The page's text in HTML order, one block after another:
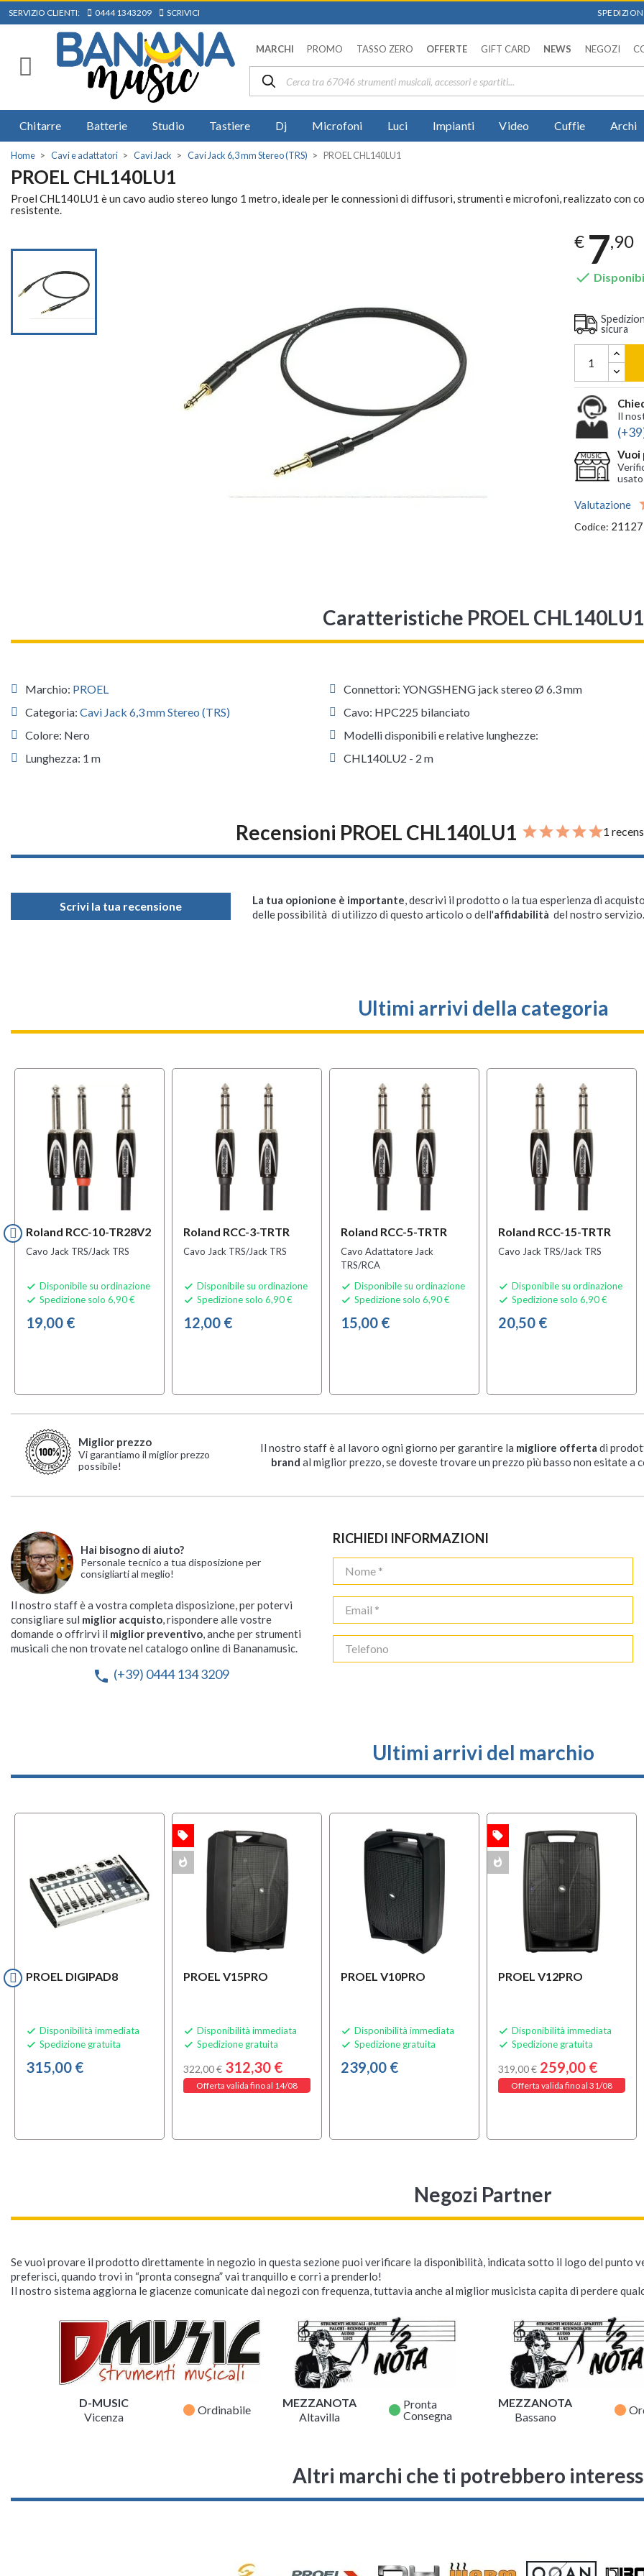
SERVIZIO CLIENTI: 0444 1343209 SCRIVICI
MARCHI PROMO TASSO ZERO OFFERTE GIFT CARD NEWS NEGOZI
Chitarre Batterie Studio Tastiere Dj Microfoni Luci Impianti Video Cuffie Archi
Home Cavi e adattatori Cavi Jack Cavi Jack 6,3 mm Stereo (TRS) PROEL CHL140LU1
PROEL CHL140LU1
Proel CHL140LU1 è un cavo audio stereo lungo 1 metro, ideale per le connessioni di diffusori, strumenti e microfoni, realizzato con
resistente.
€ 7,90

sicura
Il
Vuoi
Valutazione
Codice:
Caratteristiche PROEL CHL140LU1
Marchio: PROEL
Categoria: Cavi Jack 6,3 mm Stereo (TRS)
Colore: Nero
Lunghezza: 1 m
Connettori: YONGSHENG jack stereo Ø 6.3 mm
Cavo: HPC225 bilanciato
Modelli disponibili e relative lunghezze:
CHL140LU2 - 2 m
Recensioni PROEL CHL140LU1 1
Scrivi la tua recensione La tua opionione è importante, descrivi il prodotto o la tua esperienza di
delle possibilità di utilizzo di questo articolo o dell'affidabilità del nostro
Ultimi arrivi della categoria
Roland RCC-10-TR28V2
Cavo Jack TRS/Jack TRS
 Disponibile su ordinazione
 Spedizione solo 6,90 €
19,00 €
Roland RCC-3-TRTR
Cavo Jack TRS/Jack TRS
 Disponibile su ordinazione
 Spedizione solo 6,90 €
12,00 €
Roland RCC-5-TRTR
Cavo Adattatore Jack
TRS/RCA
 Disponibile su ordinazione
 Spedizione solo 6,90 €
15,00 €
Roland RCC-15-TRTR
Cavo Jack TRS/Jack TRS
 Disponibile su ordinazione
 Spedizione solo 6,90 €
20,50 €
Miglior prezzo
Vi garantiamo il miglior prezzo
possibile!
Il nostro staff è al lavoro ogni giorno per garantire la migliore offerta di
brand al miglior prezzo, se doveste trovare un prezzo più basso non esitate a
Hai bisogno di aiuto?
Personale tecnico a tua disposizione per
consigliarti al meglio!
Il nostro staff è a vostra completa disposizione, per potervi
consigliare sul miglior acquisto, rispondere alle vostre
domande o offrirvi il miglior preventivo, anche per strumenti
musicali che non trovate nel catalogo online di Bananamusic.
phone (+39) 0444 134 3209
RICHIEDI INFORMAZIONI
Ultimi arrivi del marchio
PROEL DIGIPAD8
 Disponibilità immediata
 Spedizione gratuita
315,00 €
PROEL V15PRO
 Disponibilità immediata
 Spedizione gratuita
322,00 € 312,30 €
Offerta valida fino al 14/08
local_offer
MULTIPACK whatshot
PROEL V10PRO
 Disponibilità immediata
 Spedizione gratuita
239,00 €
PROEL V12PRO
 Disponibilità immediata
 Spedizione gratuita
319,00 € 259,00 €
Offerta valida fino al 31/08
local_offer
whatshot
Negozi Partner
Se vuoi provare il prodotto direttamente in negozio in questa sezione puoi verificare la disponibilità, indicata sotto il logo del punto
preferisci, quando trovi in “pronta consegna” vai tranquillo e corri a prenderlo!
Il nostro sistema aggiorna le giacenze comunicate dai negozi con frequenza, tuttavia anche al miglior musicista capita di perdere
D-MUSIC
Vicenza
fiber_manual_record Ordinabile
MEZZANOTA
Altavilla
fiber_manual_record Pronta
Consegna
MEZZANOTA
Bassano
fiber_manual_record
Altri marchi che ti potrebbero